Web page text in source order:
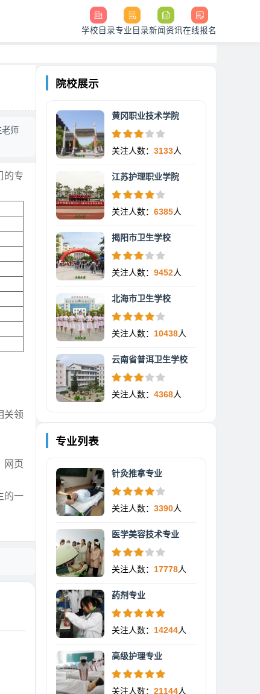
学校目录专业目录新闻资讯在线报名
师
的专
关领
网页
的一
院校展示
黄冈职业技术学院
关注人数： 3133人
江苏护理职业学院
关注人数： 6385人
揭阳市卫生学校
关注人数： 9452人
北海市卫生学校
关注人数： 10438人
云南省普洱卫生学校
关注人数： 4368人
专业列表
针灸推拿专业
关注人数： 3390人
医学美容技术专业
关注人数： 17778人
药剂专业
关注人数： 14244人
高级护理专业
关注人数： 21144人